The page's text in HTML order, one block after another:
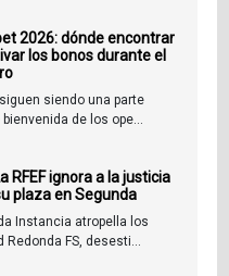
2026: dónde encontrar
los bonos durante el
siendo una parte
de los ope...
RFEF ignora a la justicia
plaza en Segunda
Instancia atropella los
FS, desesti...